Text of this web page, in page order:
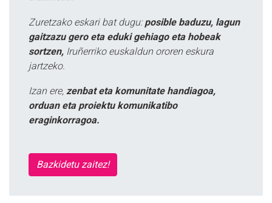
Zuretzako eskari bat dugu: posible baduzu, lagun
gaitzazu gero eta eduki gehiago eta hobeak
sortzen, Iruñerriko euskaldun ororen eskura
jartzeko.
Izan ere, zenbat eta komunitate handiagoa,
orduan eta proiektu komunikatibo
eraginkorragoa.
Bazkidetu zaitez!